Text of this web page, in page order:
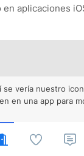
aplicaciones
se vería nuestro
en una app para